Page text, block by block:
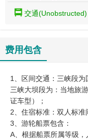
交通(Unobstructed)
费用包含
1、区间交通：三峡段
三峡大坝段为：当地旅
证车型）；
2、住宿标准：双人标准
3、游轮船票包含：
A、根据船票所属等级